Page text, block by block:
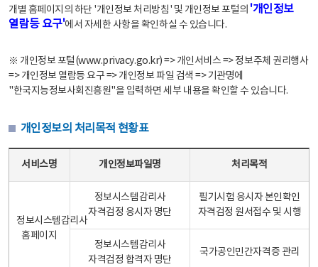
개별 홈페이지의 하단 '개인정보 처리방침' 및 개인정보 포털의 '개인정보
열람등 요구'에서 자세한 사항을 확인하실 수 있습니다.
※ 개인정보 포털(www.privacy.go.kr) => 개인서비스 => 정보주체 권리행사
=> 개인정보 열람등 요구 => 개인정보 파일 검색 => 기관명에
"한국지능정보사회진흥원"을 입력하면 세부 내용을 확인할 수 있습니다.
개인정보의 처리목적 현황표
서비스명 개인정보파일명 처리목적
정보시스템감리사
홈페이지
정보시스템감리사
자격검정 응시자 명단
필기시험 응시자 본인확인
자격검정 원서접수 및 시행
정보시스템감리사
자격검정 합격자 명단
국가공인민간자격증 관리